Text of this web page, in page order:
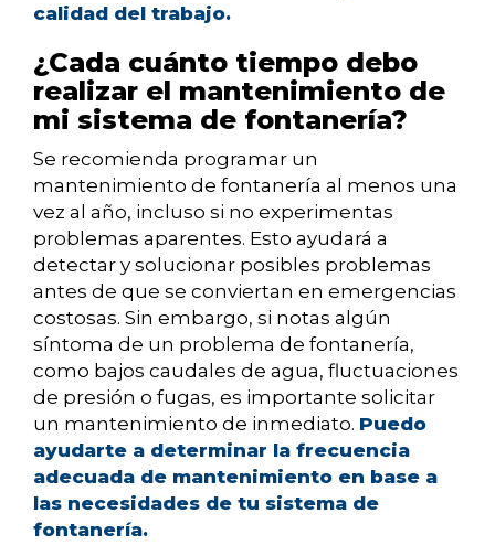
calidad del trabajo.
¿Cada cuánto tiempo debo
realizar el mantenimiento de
mi sistema de fontanería?
Se recomienda programar un
mantenimiento de fontanería al menos una
vez al año, incluso si no experimentas
problemas aparentes. Esto ayudará a
detectar y solucionar posibles problemas
antes de que se conviertan en emergencias
costosas. Sin embargo, si notas algún
síntoma de un problema de fontanería,
como bajos caudales de agua, fluctuaciones
de presión o fugas, es importante solicitar
un mantenimiento de inmediato. Puedo
ayudarte a determinar la frecuencia
adecuada de mantenimiento en base a
las necesidades de tu sistema de
fontanería.